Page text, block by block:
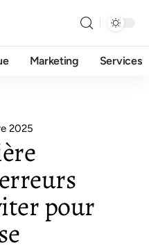
Marketing Services
2025
pour